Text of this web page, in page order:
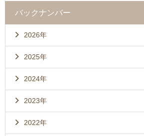
バックナンバー
2026年
2025年
2024年
2023年
2022年